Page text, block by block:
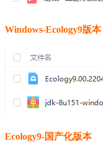
Windows-Ecology9版本
Ecology9-国产化版本